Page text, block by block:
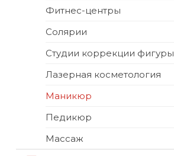
Фитнес-центры
Солярии
Студии коррекции фигуры
Лазерная косметология
Маникюр
Педикюр
Массаж